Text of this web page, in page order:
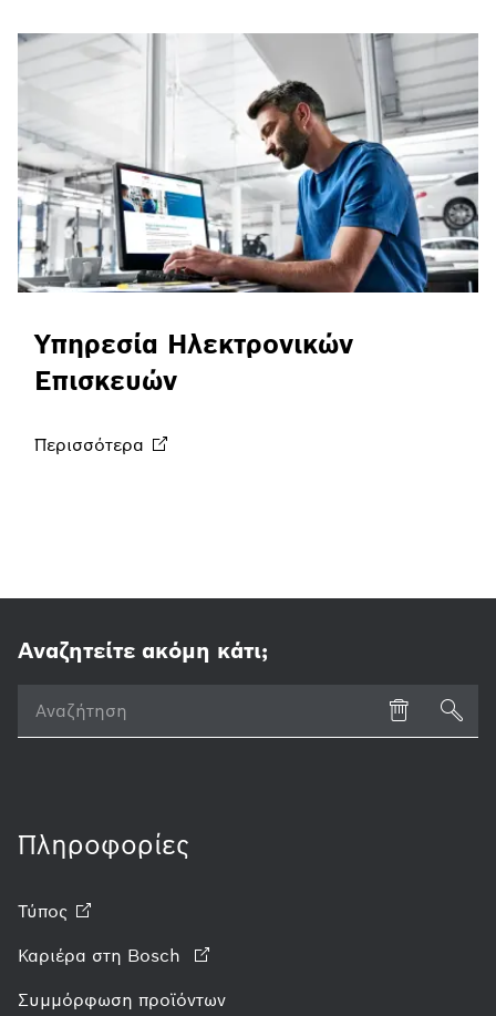
Υπηρεσία Ηλεκτρονικών
Επισκευών
Περισσότερα
Αναζητείτε ακόμη κάτι;
Πληροφορίες
Τύπος
Καριέρα στη Bosch
Συμμόρφωση προϊόντων